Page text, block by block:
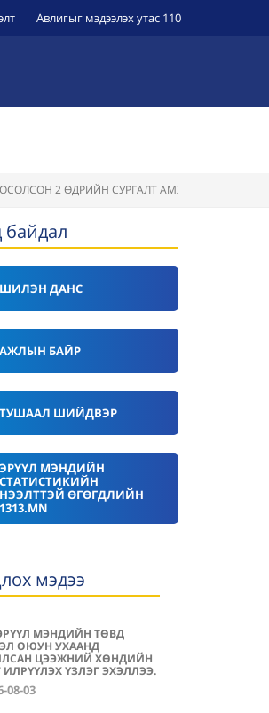
Авлигыг мэдээлэх утас 110
2 ӨДРИЙН СУРГАЛТ АМЖИЛТТАЙ
байдал
ШИЛЭН ДАНС
АЖЛЫН БАЙР
ТУШААЛ ШИЙДВЭР
ЭРҮҮЛ МЭНДИЙН
СТАТИСТИКИЙН
НЭЭЛТТЭЙ ӨГӨГДЛИЙН
1313.MN
мэдээ
МЭНДИЙН ТӨВД
ОЮУН УХААНД
ЦЭЭЖНИЙ ХӨНДИЙН
ИЛРҮҮЛЭХ ҮЗЛЭГ ЭХЭЛЛЭЭ.
08-03